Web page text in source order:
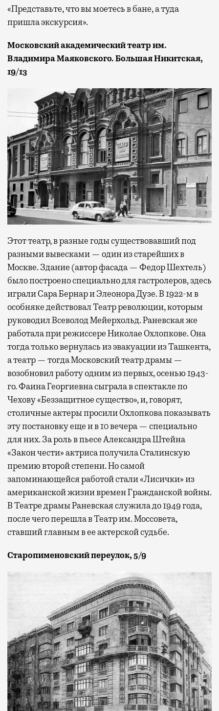
«Представьте, что вы моетесь в бане, а туда
пришла экскурсия».
Московский академический театр им.
Владимира Маяковского. Большая Никитская,
19/13
Этот театр, в разные годы существовавший под
разными вывесками — один из старейших в
Москве. Здание (автор фасада — Федор Шехтель)
было построено специально для гастролеров, здесь
играли Сара Бернар и Элеонора Дузе. В 1922-м в
особняке действовал Театр революции, которым
руководил Всеволод Мейерхольд. Раневская же
работала при режиссере Николае Охлопкове. Она
тогда только вернулась из эвакуации из Ташкента,
а театр — тогда Московский театр драмы —
возобновил работу одним из первых, осенью 1943-
го. Фаина Георгиевна сыграла в спектакле по
Чехову «Беззащитное существо», и, говорят,
столичные актеры просили Охлопкова показывать
эту постановку еще и в 10 вечера — специально
для них. За роль в пьесе Александра Штейна
«Закон чести» актриса получила Сталинскую
премию второй степени. Но самой
запоминающейся работой стали «Лисички» из
американской жизни времен Гражданской войны.
В Театре драмы Раневская служила до 1949 года,
после чего перешла в Театр им. Моссовета,
ставший главным в ее актерской судьбе.
Старопименовский переулок, 5/9